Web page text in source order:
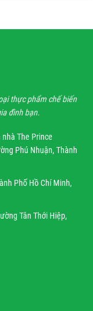
thực phẩm chế biến
đình bạn.
nhà The Prince
Phú Nhuận, Thành
Phố Hồ Chí Minh,
Tân Thới Hiệp,